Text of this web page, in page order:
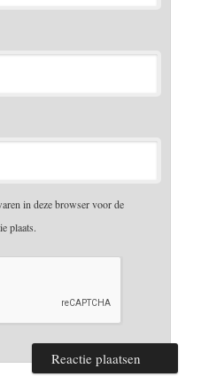
in deze browser voor de
plaats.